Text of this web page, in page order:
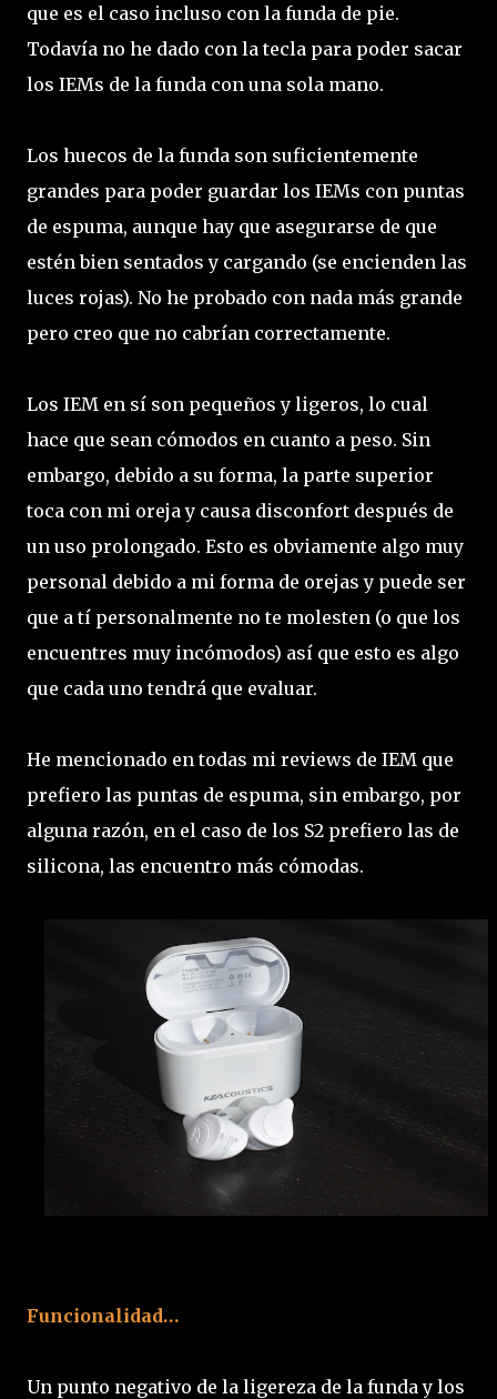
que es el caso incluso con la funda de pie.
Todavía no he dado con la tecla para poder sacar
los IEMs de la funda con una sola mano.
Los huecos de la funda son suficientemente
grandes para poder guardar los IEMs con puntas
de espuma, aunque hay que asegurarse de que
estén bien sentados y cargando (se encienden las
luces rojas). No he probado con nada más grande
pero creo que no cabrían correctamente.
Los IEM en sí son pequeños y ligeros, lo cual
hace que sean cómodos en cuanto a peso. Sin
embargo, debido a su forma, la parte superior
toca con mi oreja y causa disconfort después de
un uso prolongado. Esto es obviamente algo muy
personal debido a mi forma de orejas y puede ser
que a tí personalmente no te molesten (o que los
encuentres muy incómodos) así que esto es algo
que cada uno tendrá que evaluar.
He mencionado en todas mi reviews de IEM que
prefiero las puntas de espuma, sin embargo, por
alguna razón, en el caso de los S2 prefiero las de
silicona, las encuentro más cómodas.
Funcionalidad…
Un punto negativo de la ligereza de la funda y los